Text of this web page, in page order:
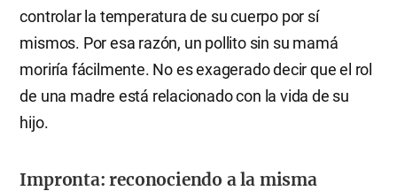
controlar la temperatura de su cuerpo por sí
mismos. Por esa razón, un pollito sin su mamá
moriría fácilmente. No es exagerado decir que el rol
de una madre está relacionado con la vida de su
hijo.
Impronta: reconociendo a la misma